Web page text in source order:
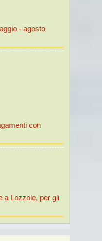
- agosto
con
a Lozzole, per gli